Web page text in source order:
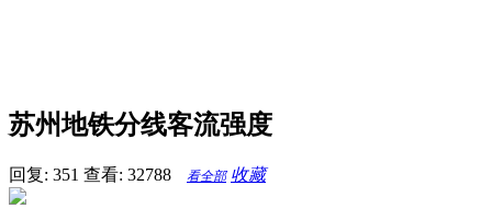
苏州地铁分线客流强度
回复: 351 查看: 32788 看全部 收藏